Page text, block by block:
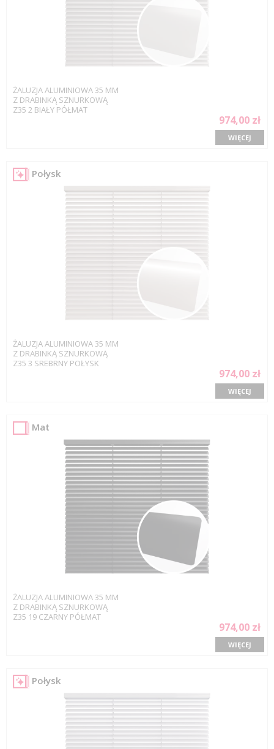
ŻALUZJA ALUMINIOWA 35 MM
Z DRABINKĄ SZNURKOWĄ
Z35 2 BIAŁY PÓŁMAT
974,00 zł
WIĘCEJ
Połysk
ŻALUZJA ALUMINIOWA 35 MM
Z DRABINKĄ SZNURKOWĄ
Z35 3 SREBRNY POŁYSK
974,00 zł
WIĘCEJ
Mat
ŻALUZJA ALUMINIOWA 35 MM
Z DRABINKĄ SZNURKOWĄ
Z35 19 CZARNY PÓŁMAT
974,00 zł
WIĘCEJ
Połysk